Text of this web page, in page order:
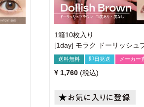
1箱10枚入り
[1day] モラク ドーリッシュ
送料無料 即日発送 メーカー
¥ 1,760 税込